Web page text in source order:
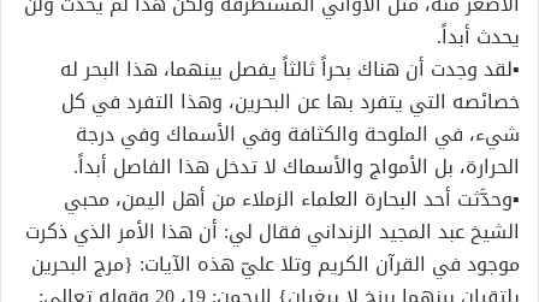
يحدث أبداً.
▪لقد وجدت أن هناك بحراً ثالثاً يفصل بينهما، هذا البحر له
خصائصه التي يتفرد بها عن البحرين، وهذا التفرد في كل
شيء، في الملوحة والكثافة وفي الأسماك وفي درجة
الحرارة، بل الأمواج والأسماك لا تدخل هذا الفاصل أبداً.
▪وحدَّثت أحد البحارة العلماء الزملاء من أهل اليمن، محبي
الشيخ عبد المجيد الزنداني فقال لي: أن هذا الأمر الذي ذكرت
موجود في القرآن الكريم وتلا عليّ هذه الآيات: {مرج البحرين